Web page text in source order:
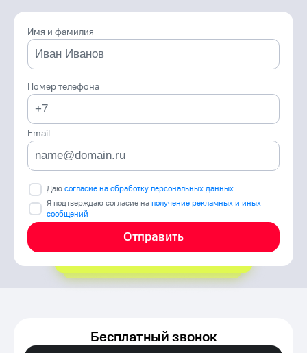
Имя и фамилия
Номер телефона
Email
Даю согласие на обработку персональных данных
Я подтверждаю согласие на получение рекламных и иных
сообщений
Отправить
Бесплатный звонок